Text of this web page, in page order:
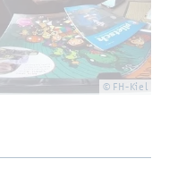
© FH-Kiel